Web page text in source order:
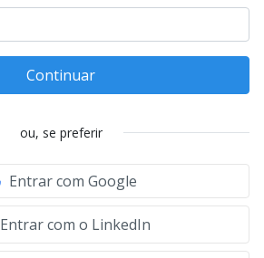
Continuar
ou, se preferir
Entrar com Google
Entrar com o LinkedIn